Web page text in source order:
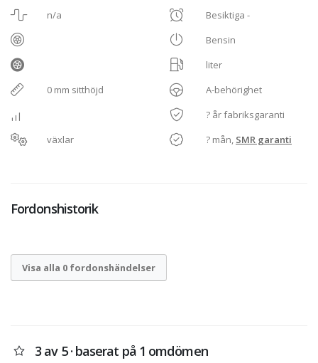
n/a
0 mm sitthöjd
växlar
Besiktiga -
Bensin
liter
A-behörighet
? år fabriksgaranti
? mån, SMR garanti
Fordonshistorik
Visa alla 0 fordonshändelser
3 av 5 · baserat på 1 omdömen